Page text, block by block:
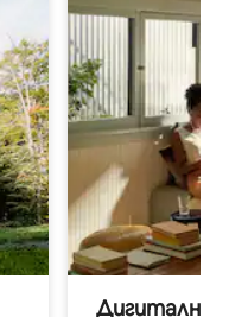
Дигитални